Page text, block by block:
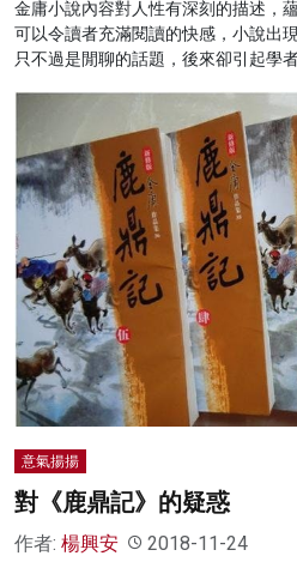
金庸小說內容對人性有深刻的描述，
可以令讀者充滿閱讀的快感，小說出
只不過是閒聊的話題，後來卻引起學
意氣揚揚
對《鹿鼎記》的疑惑
作者: 楊興安 2018-11-24